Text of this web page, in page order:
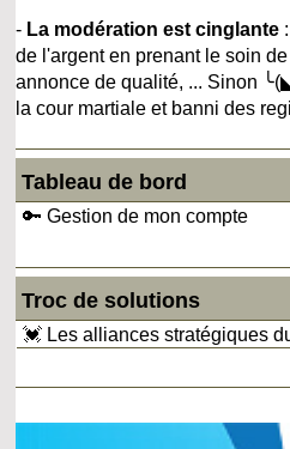
- La modération est cinglante
de l'argent en prenant le soin
annonce de qualité, ... Sinon
la cour martiale et banni des
Tableau de bord
🔑 Gestion de mon compte
Troc de solutions
💓 Les alliances stratégiques